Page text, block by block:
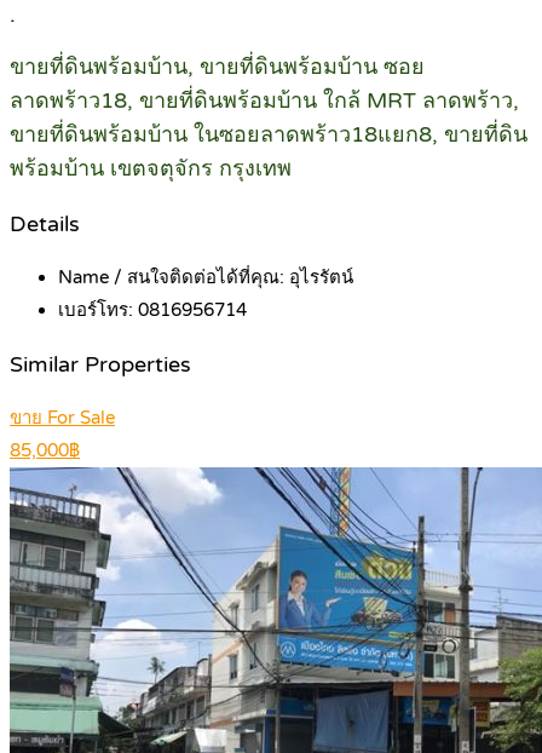
.
ขายที่ดินพร้อมบ้าน, ขายที่ดินพร้อมบ้าน ซอย
ลาดพร้าว18, ขายที่ดินพร้อมบ้าน ใกล้ MRT ลาดพร้าว,
ขายที่ดินพร้อมบ้าน ในซอยลาดพร้าว18แยก8, ขายที่ดิน
พร้อมบ้าน เขตจตุจักร กรุงเทพ
Details
Name / สนใจติดต่อได้ที่คุณ: อุไรรัตน์
เบอร์โทร: 0816956714
Similar Properties
ขาย For Sale
85,000฿